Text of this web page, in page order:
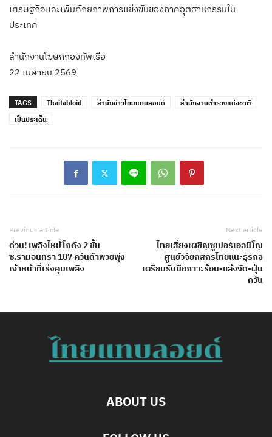
เศรษฐกิจและเพิ่มศักยภาพการแข่งขันของภาคอุตสาหกรรมใน
ประเทศ
สำนักงานโฆษกกองทัพเรือ
22 เมษายน 2569
TAGS Thaitabloid สำนักข่าวไทยแทบลอยด์
สำนักงานตำรวจแห่งชาติ
เป็นประเด็น
Previous article
ด่วน! เพลิงไหม้โกดัง 2 ชั้น
ซ.รามอินทรา 107 ควันดำพวยพุ่ง
เจ้าหน้าที่เร่งคุมเพลิง
Next article
ไทยเสี่ยงเผชิญซูเปอร์เอลนีโญ
ศูนย์วิจัยกสิกรไทยแนะธุรกิจ
เตรียมรับมือภาวะร้อน-แล้งจัด-ฝุ่น
ควัน
ABOUT US